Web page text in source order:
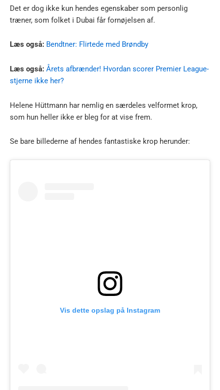
Det er dog ikke kun hendes egenskaber som personlig
træner, som folket i Dubai får fornøjelsen af.
Læs også: Bendtner: Flirtede med Brøndby
Læs også: Årets afbrænder! Hvordan scorer Premier League-
stjerne ikke her?
Helene Hüttmann har nemlig en særdeles velformet krop,
som hun heller ikke er bleg for at vise frem.
Se bare billederne af hendes fantastiske krop herunder:
Vis dette opslag på Instagram